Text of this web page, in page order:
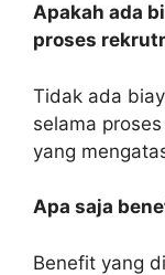
Apakah ada
proses
Tidak ada
selama
yang
Apa saja
Benefit yang